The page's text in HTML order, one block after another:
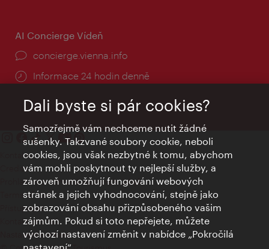
AI Concierge Vídeň
concierge.vienna.info
Informace 24 hodin denně
Kontakty
Credits
Prohlášení o ochraně osobních údajů
Terms of Use
Přístupnost
Kontakt pro tisk
Nastavení cookies
Dali byste si pár cookies?
Samozřejmě vám nechceme nutit žádné
sušenky. Takzvané soubory cookie, neboli
cookies, jsou však nezbytné k tomu, abychom
vám mohli poskytnout ty nejlepší služby, a
zároveň umožňují fungování webových
stránek a jejich vyhodnocování, stejně jako
zobrazování obsahu přizpůsobeného vašim
zájmům. Pokud si toto nepřejete, můžete
výchozí nastavení změnit v nabídce „Pokročilá